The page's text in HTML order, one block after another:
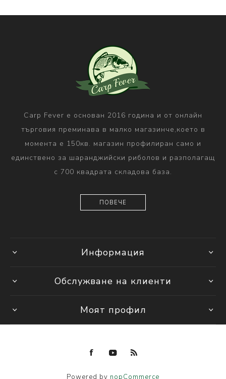
Carp Fever е основан 2016 година и от онлайн
търговия преминава в малко магазинче,което в
момента е 150кв. магазин профилиран само и
единствено за шаранджийски риболов и разполагащ
с 700 квадрата складова база.
ПОВЕЧЕ
Информация
Обслужване на клиенти
Моят профил
Powered by nopCommerce